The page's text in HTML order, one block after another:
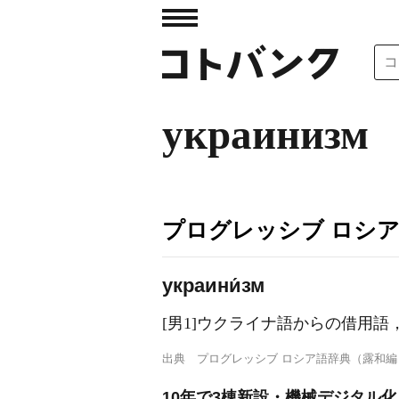
украинизм
プログレッシブ ロシ
украини́зм
[男1]ウクライナ語からの借用語
出典 プログレッシブ ロシア語辞典（露和